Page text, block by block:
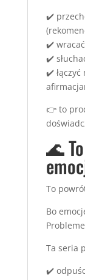
✔️
✔️
✔️
✔️ łączyć
👉 to
🌊
To
Bo
Ta seria
✔️